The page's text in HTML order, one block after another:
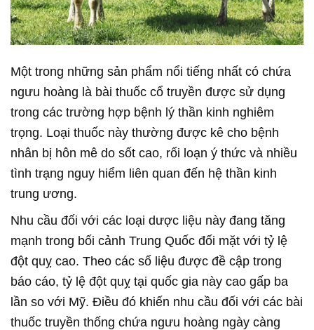
Một trong những sản phẩm nổi tiếng nhất có chứa
ngưu hoàng là bài thuốc cổ truyền được sử dụng
trong các trường hợp bệnh lý thần kinh nghiêm
trọng. Loại thuốc này thường được kê cho bệnh
nhân bị hôn mê do sốt cao, rối loạn ý thức và nhiều
tình trạng nguy hiểm liên quan đến hệ thần kinh
trung ương.
Nhu cầu đối với các loại dược liệu này đang tăng
mạnh trong bối cảnh Trung Quốc đối mặt với tỷ lệ
đột quỵ cao. Theo các số liệu được đề cập trong
báo cáo, tỷ lệ đột quỵ tại quốc gia này cao gấp ba
lần so với Mỹ. Điều đó khiến nhu cầu đối với các bài
thuốc truyền thống chứa ngưu hoàng ngày càng